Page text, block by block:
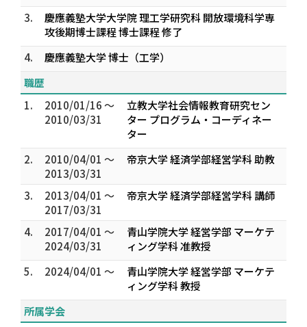
3.
慶應義塾大学大学院 理工学研究科 開放環境科学専
攻後期博士課程 博士課程 修了
4.
慶應義塾大学 博士（工学）
職歴
1.
2010/01/16 ～
2010/03/31
立教大学社会情報教育研究セン
ター プログラム・コーディネー
ター
2.
2010/04/01 ～
2013/03/31
帝京大学 経済学部経営学科 助教
3.
2013/04/01 ～
2017/03/31
帝京大学 経済学部経営学科 講師
4.
2017/04/01 ～
2024/03/31
青山学院大学 経営学部 マーケテ
ィング学科 准教授
5.
2024/04/01 ～
青山学院大学 経営学部 マーケテ
ィング学科 教授
所属学会